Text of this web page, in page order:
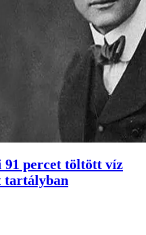
percet töltött víz
tartályban